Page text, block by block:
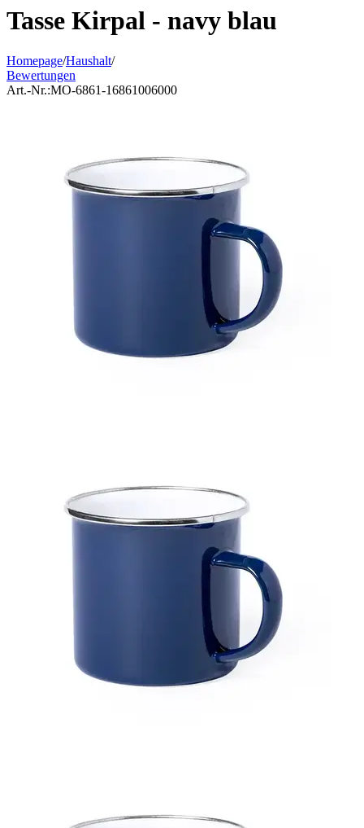
Tasse Kirpal - navy blau
Homepage/Haushalt/
Bewertungen
Art.-Nr.:MO-6861-16861006000